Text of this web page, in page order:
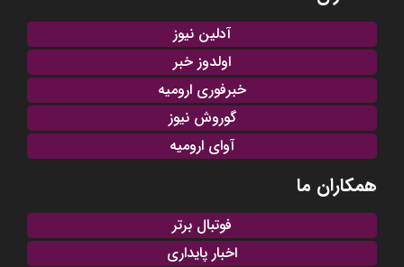
آدلین نیوز
اولدوز خبر
خبرفوری ارومیه
گوروش نیوز
آوای ارومیه
همکاران ما
فوتبال برتر
اخبار پایداری